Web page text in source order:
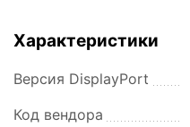
Характеристики
Версия DisplayPort
Код вендора